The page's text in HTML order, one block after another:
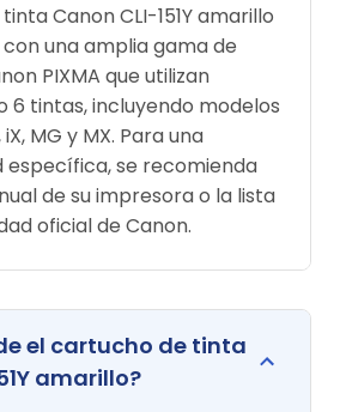
Canon CLI-151Y amarillo
una amplia gama de
PIXMA que utilizan
6 tintas, incluyendo modelos
MG y MX. Para una
se recomienda
de su impresora o la lista
oficial de Canon.
el cartucho de tinta
amarillo?